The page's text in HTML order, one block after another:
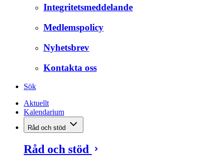
Integritetsmeddelande
Medlemspolicy
Nyhetsbrev
Kontakta oss
Sök
Aktuellt
Kalendarium
Råd och stöd
Råd och stöd